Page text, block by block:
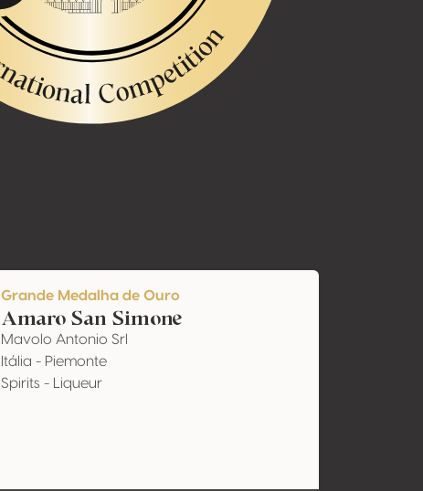
Grande Medalha de Ouro
Amaro San Simone
Mavolo Antonio Srl
Itália - Piemonte
Spirits - Liqueur